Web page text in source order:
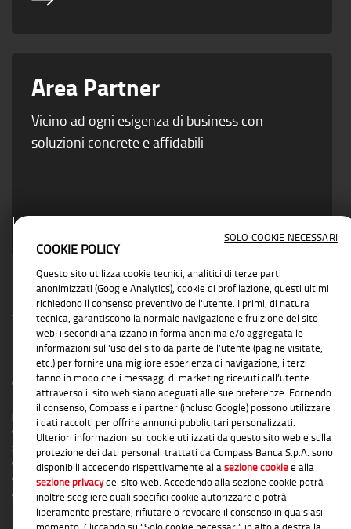
Area Partner
Vicino ad ogni esigenza di business con
soluzioni concrete e affidabili
INFORMAZIONI TRASPARENTI
Compass Banca S.p.A., Banca del Gruppo Monte dei Paschi di Siena; P.I. Gruppo IVA
Mediobanca: 10536040966 - Tutti i diritti riservati -Dati Societari- Messaggio
pubblicitario con finalità promozionale. Per le condizioni contrattuali si rimanda ai
documenti informativi disponibili presso le Filiali Compass Banca S.p.A. o presso
gli Agenti in attività finanziaria autorizzati che operano in qualità di intermediari del
credito convenzionati in esclusiva con Compass Banca S.p.A. L'elenco delle Filiali e
delle Agenzie autorizzate è disponibile sul sitowww.compass.it. Salvo
approvazione della richiesta da parte di Compass Banca S.p.A.
COOKIE POLICY
Questo sito utilizza cookie tecnici, analitici di terze parti
anonimizzati (Google Analytics), cookie di profilazione, questi ultimi
richiedono il consenso preventivo dell'utente. I primi, di natura
tecnica, garantiscono la normale navigazione e fruizione del sito
web; i secondi analizzano in forma anonima e/o aggregata le
informazioni sull'uso del sito da parte dell’utente (pagine visitate,
etc.) per fornire una migliore esperienza di navigazione, i terzi
fanno in modo che i messaggi di marketing ricevuti dall’utente
attraverso il sito web siano adeguati alle sue preferenze. Fornendo
il consenso, Compass e i partner (incluso Google) possono utilizzare
i dati raccolti per offrire annunci pubblicitari personalizzati.
Ulteriori informazioni sui cookie utilizzati da questo sito web e sulla
protezione dei dati personali trattati da Compass Banca S.p.A. sono
disponibili accedendo rispettivamente allasezione cookiee alla
sezione privacydel sito web. Accedendo alla sezione cookie potrà
inoltre scegliere quali specifici cookie autorizzare e potrà
liberamente prestare, rifiutare o revocare il consenso in qualsiasi
SOLO COOKIE NECESSARI